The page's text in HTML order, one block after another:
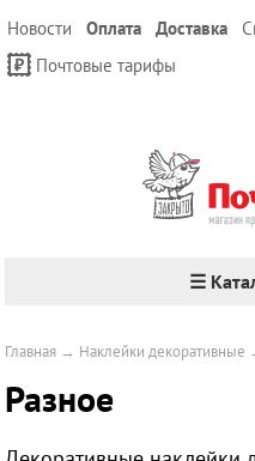
Новости Оплата Доставка
Почтовые тарифы
☰
Главная → Наклейки декоративные
Разное